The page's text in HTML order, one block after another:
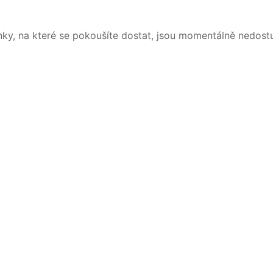
na které se pokoušíte dostat, jsou momentálně